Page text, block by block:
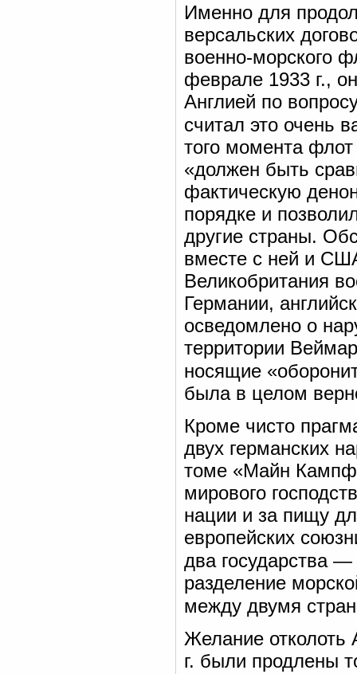
Именно для
версальских
военно-морского
феврале 1933 г.,
Англией по
считал это очень
того момента
«должен быть
фактическую
порядке и
другие страны.
вместе с ней и
Великобритания
Германии,
осведомлено о
территории
носящие
была в целом
Кроме чисто
двух германских
томе «Майн
мирового
нации и за пищу
европейских
два государства
разделение
между двумя
Желание отколоть
г. были продлены